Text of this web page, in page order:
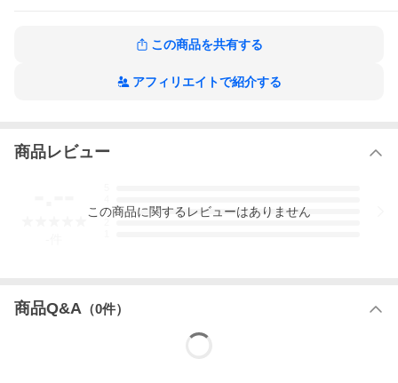
この商品を共有する
アフィリエイトで紹介する
商品レビュー
3
この商品に関するレビューはありません
商品Q&A （0件）